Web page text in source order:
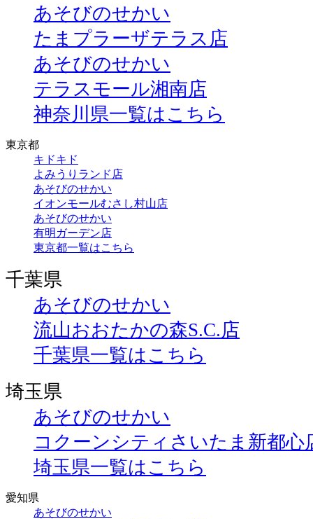
あそびのせかい
たまプラーザテラス店
あそびのせかい
テラスモール湘南店
神奈川県一覧はこちら
東京都
キドキド
よみうりランド店
あそびのせかい
イオンモールむさし村山店
あそびのせかい
有明ガーデン店
東京都一覧はこちら
千葉県
あそびのせかい
流山おおたかの森S.C.店
千葉県一覧はこちら
埼玉県
あそびのせかい
コクーンシティさいたま新都心
埼玉県一覧はこちら
愛知県
あそびのせかい